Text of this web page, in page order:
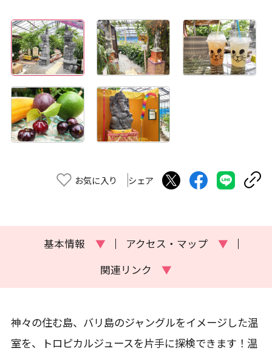
お気に入り シェア
基本情報 ▼ アクセス・マップ
▼
関連リンク
▼
神々の住む島、バリ島のジャングルをイメージした温
室を、トロピカルジュースを片手に探検できます！温